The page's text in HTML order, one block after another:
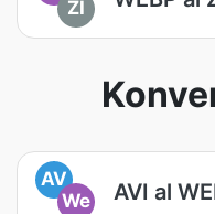
ZI
AV
We
AVI al